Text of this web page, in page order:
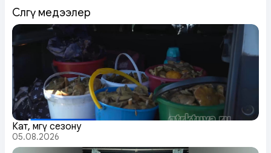
Сөөлгү медээлер
Кат, мөөгү сезону
05.08.2026